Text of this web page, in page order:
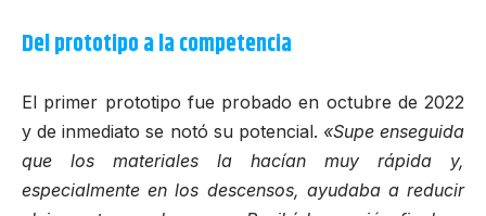
Del prototipo a la competencia
El primer prototipo fue probado en octubre de 2022
y de inmediato se notó su potencial. «Supe enseguida
que los materiales la hacían muy rápida y,
especialmente en los descensos, ayudaba a reducir